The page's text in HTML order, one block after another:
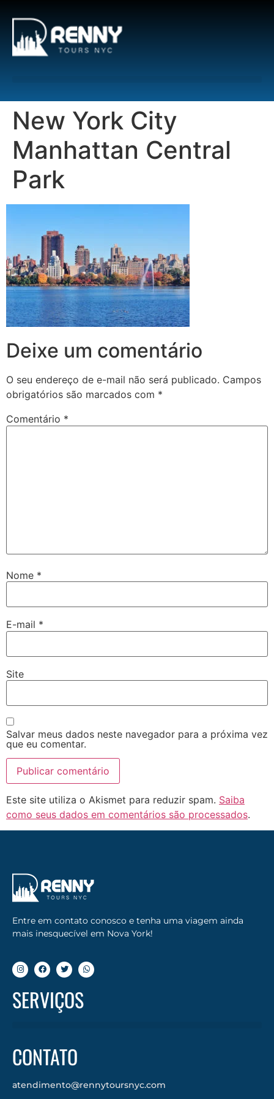
New York City
Manhattan Central
Park
Deixe um comentário
O seu endereço de e-mail não será publicado. Campos
obrigatórios são marcados com *
Comentário *
Nome *
E-mail *
Site
Salvar meus dados neste navegador para a próxima vez
que eu comentar.
Este site utiliza o Akismet para reduzir spam. Saiba
como seus dados em comentários são processados.
Entre em contato conosco e tenha uma viagem ainda
mais inesquecível em Nova York!
SERVIÇOS
CONTATO
atendimento@rennytoursnyc.com